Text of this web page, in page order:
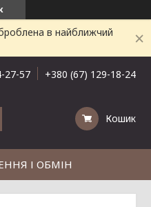
в найближчий
27-57 +380 (67) 129-18-24
Кошик
І ОБМІН